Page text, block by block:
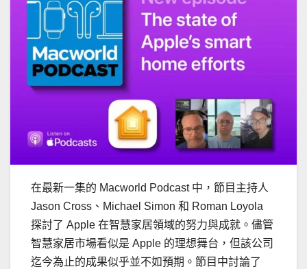
在最新一集的 Macworld Podcast 中，節目主持人
Jason Cross、Michael Simon 和 Roman Loyola
探討了 Apple 在智慧家居領域的努力與成就。儘管
智慧家居市場看似是 Apple 的理想舞台，但該公司
迄今為止的成果似乎並不如預期。節目中討論了